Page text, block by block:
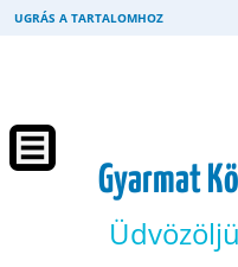
UGRÁS A TARTALOMHOZ
Gyarmat